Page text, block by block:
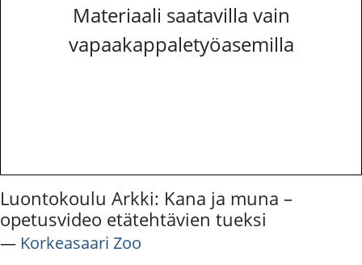
Materiaali saatavilla vain
vapaakappaletyöasemilla
Luontokoulu Arkki: Kana ja muna –
opetusvideo etätehtävien tueksi
― Korkeasaari Zoo